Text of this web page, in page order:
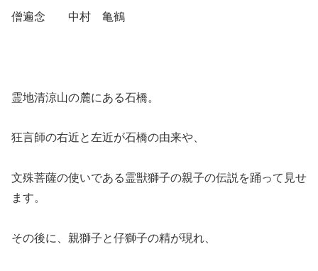
僧遍念 中村 亀鶴
霊地清涼山の麓にある石橋。
狂言師の右近と左近が石橋の由来や、
文殊菩薩の使いである霊獣獅子の親子の伝説を踊って見せ
ます。
その後に、親獅子と仔獅子の精が現れ、